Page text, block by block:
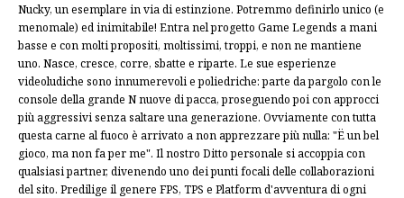
Nucky, un esemplare in via di estinzione. Potremmo definirlo unico (e
menomale) ed inimitabile! Entra nel progetto Game Legends a mani
basse e con molti propositi, moltissimi, troppi, e non ne mantiene
uno. Nasce, cresce, corre, sbatte e riparte. Le sue esperienze
videoludiche sono innumerevoli e poliedriche: parte da pargolo con le
console della grande N nuove di pacca, proseguendo poi con approcci
più aggressivi senza saltare una generazione. Ovviamente con tutta
questa carne al fuoco è arrivato a non apprezzare più nulla: "Ë un bel
gioco, ma non fa per me". Il nostro Ditto personale si accoppia con
qualsiasi partner, divenendo uno dei punti focali delle collaborazioni
del sito. Predilige il genere FPS, TPS e Platform d'avventura di ogni